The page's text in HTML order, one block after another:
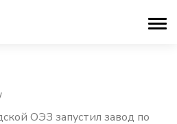
ОЭЗ запустил завод по